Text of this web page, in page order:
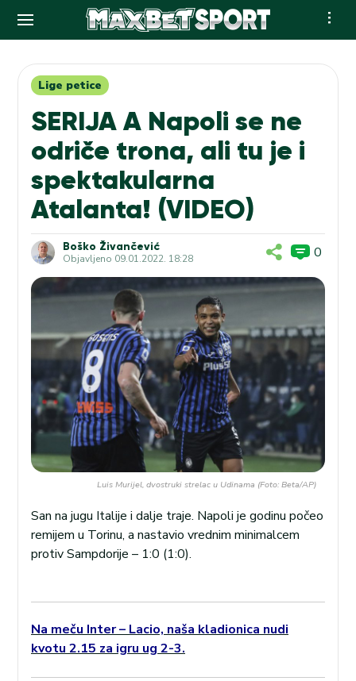
contentLige petice
SERIJA A Napoli se ne
odriče trona, ali tu je i
spektakularna
Atalanta! (VIDEO)
Boško Živančević
Objavljeno 09.01.2022. 18:28 0
Luis Murijel, dvostruki strelac u Udinama (Foto: Beta/AP)
San na jugu Italije i dalje traje. Napoli je godinu počeo
remijem u Torinu, a nastavio vrednim minimalcem
protiv Sampdorije – 1:0 (1:0).
Na meču Inter – Lacio, naša kladionica nudi
kvotu 2.15 za igru ug 2-3.